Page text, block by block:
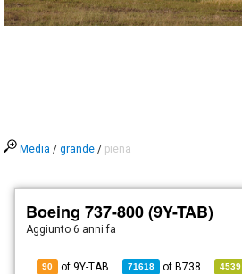
Media /grande / piena
Boeing 737-800 (9Y-TAB)
Aggiunto6 anni fa
90 of 9Y-TAB 71618 ofB738 4539